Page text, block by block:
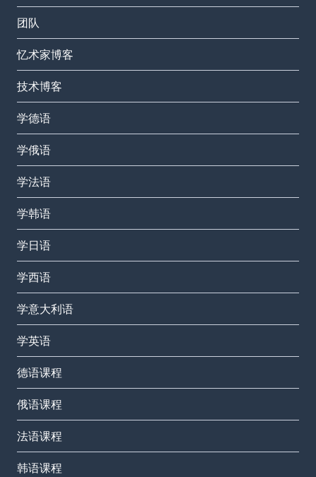
团队
忆术家博客
技术博客
学德语
学俄语
学法语
学韩语
学日语
学西语
学意大利语
学英语
德语课程
俄语课程
法语课程
韩语课程